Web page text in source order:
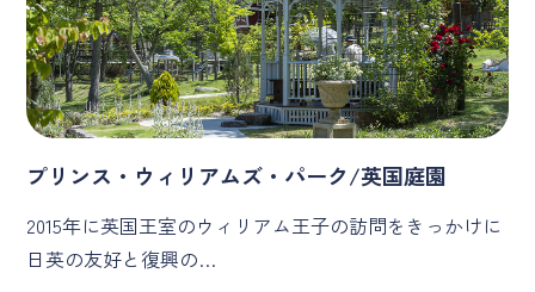
プリンス・ウィリアムズ・パーク/英国庭園
2015年に英国王室のウィリアム王子の訪問をきっかけに
日英の友好と復興の…